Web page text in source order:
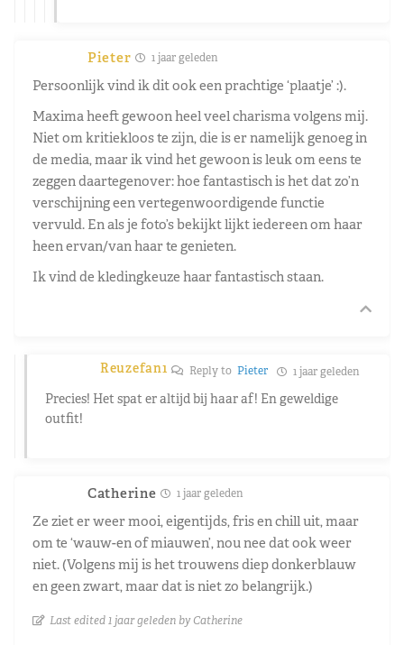
Pieter 1 jaar geleden
Persoonlijk vind ik dit ook een prachtige ‘plaatje’ :).
Maxima heeft gewoon heel veel charisma volgens mij.
Niet om kritiekloos te zijn, die is er namelijk genoeg in
de media, maar ik vind het gewoon is leuk om eens te
zeggen daartegenover: hoe fantastisch is het dat zo’n
verschijning een vertegenwoordigende functie
vervuld. En als je foto’s bekijkt lijkt iedereen om haar
heen ervan/van haar te genieten.
Ik vind de kledingkeuze haar fantastisch staan.
Reuzefan1 Reply toPieter 1 jaar geleden
Precies! Het spat er altijd bij haar af! En geweldige
outfit!
Catherine 1 jaar geleden
Ze ziet er weer mooi, eigentijds, fris en chill uit, maar
om te ‘wauw-en of miauwen’, nou nee dat ook weer
niet. (Volgens mij is het trouwens diep donkerblauw
en geen zwart, maar dat is niet zo belangrijk.)
Last edited 1 jaar geleden by Catherine